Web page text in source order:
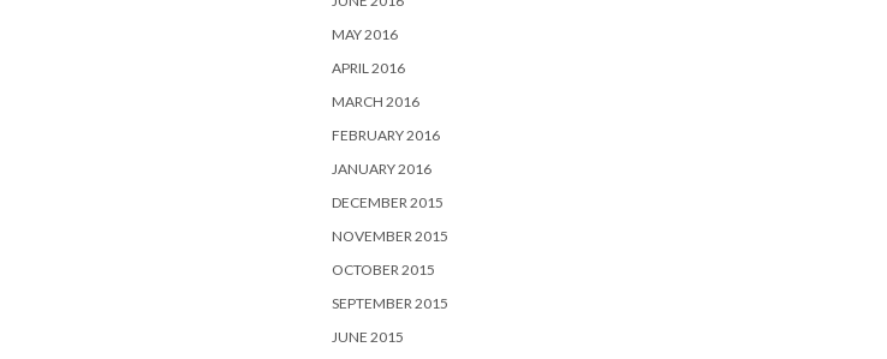
MAY 2016
APRIL 2016
MARCH 2016
FEBRUARY 2016
JANUARY 2016
DECEMBER 2015
NOVEMBER 2015
OCTOBER 2015
SEPTEMBER 2015
JUNE 2015